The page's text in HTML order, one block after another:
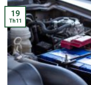
19
Th11